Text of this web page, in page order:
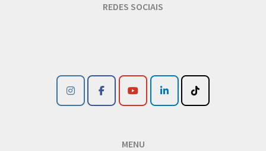
REDES SOCIAIS
MENU